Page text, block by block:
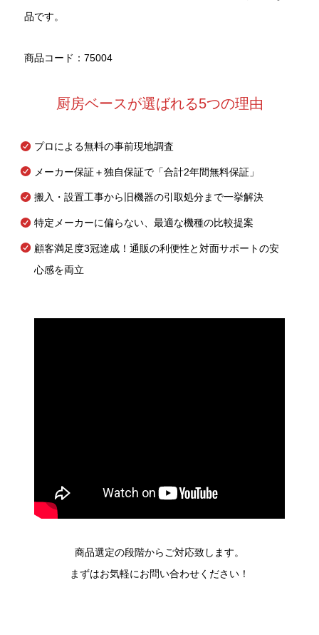
品です。
商品コード：75004
厨房ベースが選ばれる5つの理由
プロによる無料の事前現地調査
メーカー保証＋独自保証で「合計2年間無料保証」
搬入・設置工事から旧機器の引取処分まで一挙解決
特定メーカーに偏らない、最適な機種の比較提案
顧客満足度3冠達成！通販の利便性と対面サポートの安
心感を両立
商品選定の段階からご対応致します。
まずはお気軽にお問い合わせください！